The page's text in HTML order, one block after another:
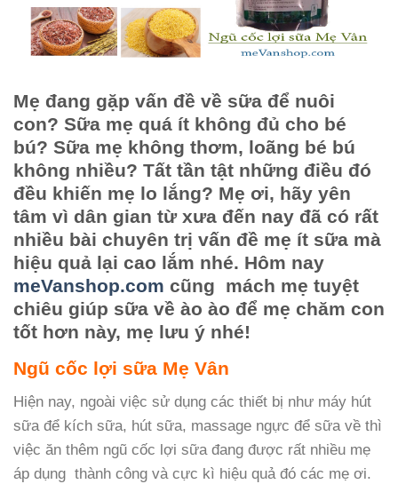
Mẹ đang gặp vấn đề về sữa để nuôi
con? Sữa mẹ quá ít không đủ cho bé
bú? Sữa mẹ không thơm, loãng bé bú
không nhiều? Tất tần tật những điều đó
đều khiến mẹ lo lắng? Mẹ ơi, hãy yên
tâm vì dân gian từ xưa đến nay đã có rất
nhiều bài chuyên trị vấn đề mẹ ít sữa mà
hiệu quả lại cao lắm nhé. Hôm nay
meVanshop.com cũng mách mẹ tuyệt
chiêu giúp sữa về ào ào để mẹ chăm con
tốt hơn này, mẹ lưu ý nhé!
Ngũ cốc lợi sữa Mẹ Vân
Hiện nay, ngoài việc sử dụng các thiết bị như máy hút
sữa để kích sữa, hút sữa, massage ngực để sữa về thì
việc ăn thêm ngũ cốc lợi sữa đang được rất nhiều mẹ
áp dụng thành công và cực kì hiệu quả đó các mẹ ơi.